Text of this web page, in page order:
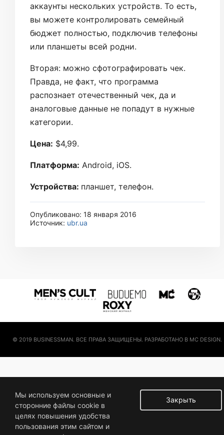
аккаунты нескольких устройств. То есть,
вы можете контролировать семейный
бюджет полностью, подключив телефоны
или планшеты всей родни.
Вторая: можно сфотографировать чек.
Правда, не факт, что программа
распознает отечественный чек, да и
аналоговые данные не попадут в нужные
категории.
Цена: $4,99.
Платформа: Android, iOS.
Устройства: планшет, телефон.
Опубликовано: 18 января 2016
Источник: ubr.ua
© 2019 BUSINESSMAN. ВСЕ ПРАВА ЗАЩИЩЕНЫ. РАЗРАБОТАНО В MC DESIGN.
Закрыть
Мы используем основные и
сторонние файлы cookie в
целях повышения удобства
пользования этим сайтом и